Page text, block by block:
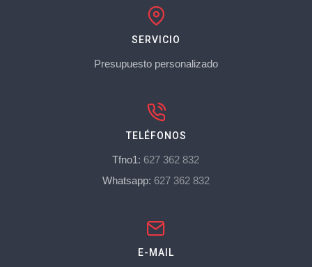
SERVICIO
Presupuesto personalizado
TELÉFONOS
Tfno1: 627 362 832
Whatsapp: 627 362 832
E-MAIL